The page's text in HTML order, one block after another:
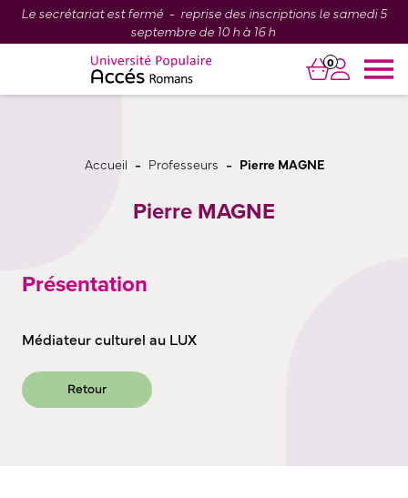
Le secrétariat est fermé - reprise des inscriptions le samedi 5
septembre de 10 h à 16 h
0
Accueil - Professeurs - Pierre MAGNE
Pierre MAGNE
Présentation
Médiateur culturel au LUX
Retour